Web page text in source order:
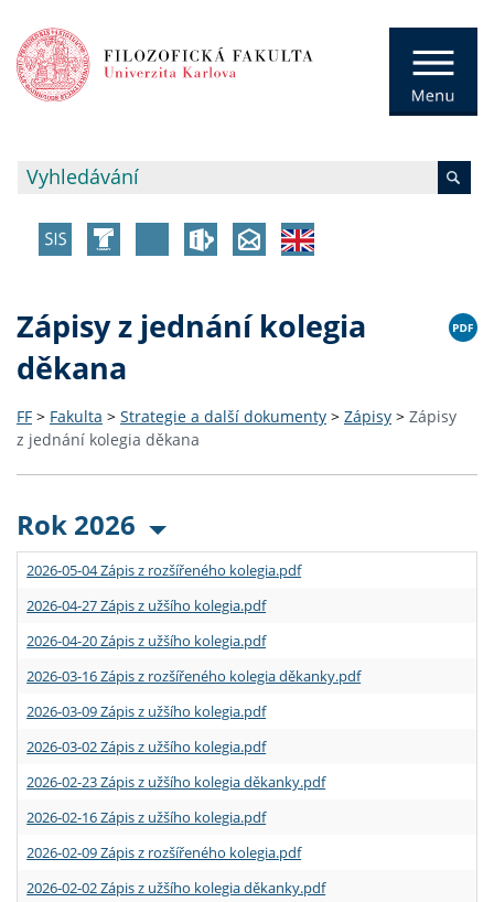
Zápisy z jednání kolegia
děkana
FF > Fakulta > Strategie a další dokumenty > Zápisy > Zápisy
z jednání kolegia děkana
Rok 2026
2026-05-04 Zápis z rozšířeného kolegia.pdf
2026-04-27 Zápis z užšího kolegia.pdf
2026-04-20 Zápis z užšího kolegia.pdf
2026-03-16 Zápis z rozšířeného kolegia děkanky.pdf
2026-03-09 Zápis z užšího kolegia.pdf
2026-03-02 Zápis z užšího kolegia.pdf
2026-02-23 Zápis z užšího kolegia děkanky.pdf
2026-02-16 Zápis z užšího kolegia.pdf
2026-02-09 Zápis z rozšířeného kolegia.pdf
2026-02-02 Zápis z užšího kolegia děkanky.pdf